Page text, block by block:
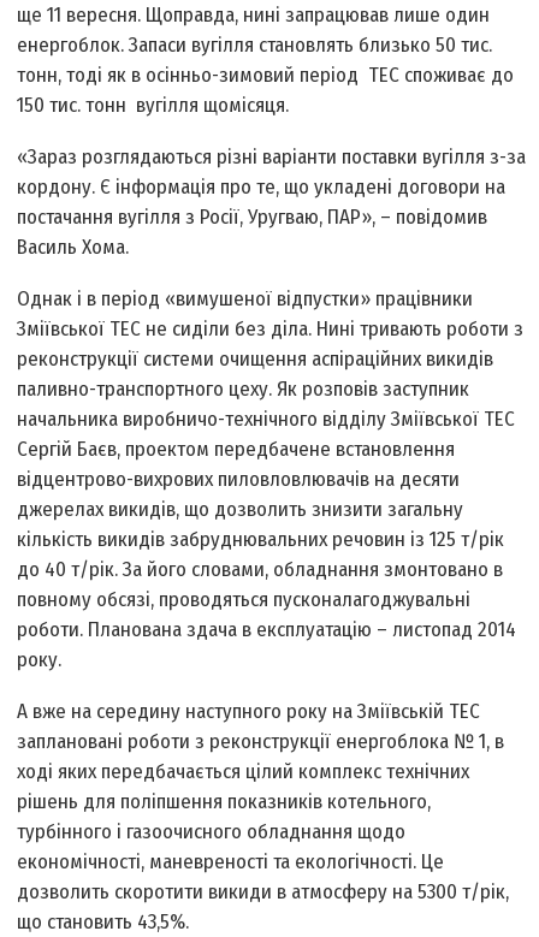
ще 11 вересня. Щоправда, нині запрацював лише один
енергоблок. Запаси вугілля становлять близько 50 тис.
тонн, тоді як в осінньо-зимовий період ТЕС споживає до
150 тис. тонн вугілля щомісяця.
«Зараз розглядаються різні варіанти поставки вугілля з-за
кордону. Є інформація про те, що укладені договори на
постачання вугілля з Росії, Уругваю, ПАР», – повідомив
Василь Хома.
Однак і в період «вимушеної відпустки» працівники
Зміївської ТЕС не сиділи без діла. Нині тривають роботи з
реконструкції системи очищення аспіраційних викидів
паливно-транспортного цеху. Як розповів заступник
начальника виробничо-технічного відділу Зміївської ТЕС
Сергій Баєв, проектом передбачене встановлення
відцентрово-вихрових пиловловлювачів на десяти
джерелах викидів, що дозволить знизити загальну
кількість викидів забруднювальних речовин із 125 т/рік
до 40 т/рік. За його словами, обладнання змонтовано в
повному обсязі, проводяться пусконалагоджувальні
роботи. Планована здача в експлуатацію – листопад 2014
року.
А вже на середину наступного року на Зміївській ТЕС
заплановані роботи з реконструкції енергоблока № 1, в
ході яких передбачається цілий комплекс технічних
рішень для поліпшення показників котельного,
турбінного і газоочисного обладнання щодо
економічності, маневреності та екологічності. Це
дозволить скоротити викиди в атмосферу на 5300 т/рік,
що становить 43,5%.